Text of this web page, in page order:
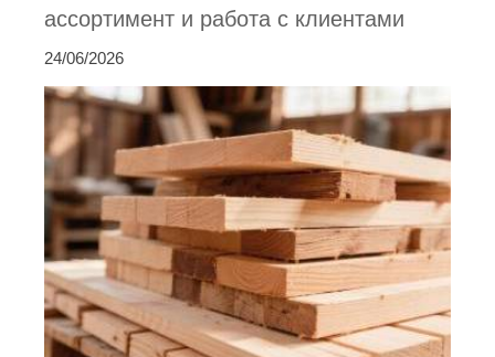
ассортимент и работа с клиентами
24/06/2026